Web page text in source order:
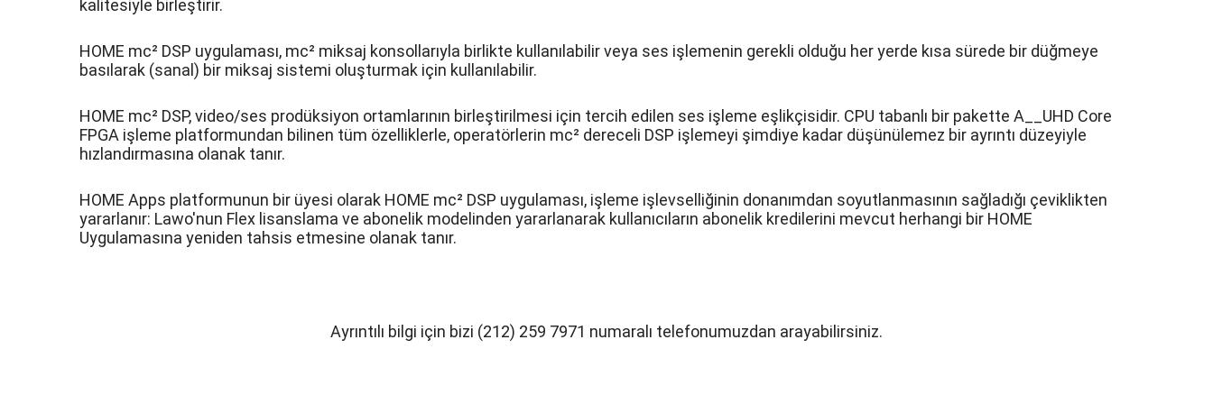
kalitesiyle birleştirir.
HOME mc² DSP uygulaması, mc² miksaj konsollarıyla birlikte kullanılabilir veya ses işlemenin gerekli olduğu her yerde kısa sürede bir düğmeye
basılarak (sanal) bir miksaj sistemi oluşturmak için kullanılabilir.
HOME mc² DSP, video/ses prodüksiyon ortamlarının birleştirilmesi için tercih edilen ses işleme eşlikçisidir. CPU tabanlı bir pakette A__UHD Core
FPGA işleme platformundan bilinen tüm özelliklerle, operatörlerin mc² dereceli DSP işlemeyi şimdiye kadar düşünülemez bir ayrıntı düzeyiyle
hızlandırmasına olanak tanır.
HOME Apps platformunun bir üyesi olarak HOME mc² DSP uygulaması, işleme işlevselliğinin donanımdan soyutlanmasının sağladığı çeviklikten
yararlanır: Lawo'nun Flex lisanslama ve abonelik modelinden yararlanarak kullanıcıların abonelik kredilerini mevcut herhangi bir HOME
Uygulamasına yeniden tahsis etmesine olanak tanır.
Ayrıntılı bilgi için bizi (212) 259 7971 numaralı telefonumuzdan arayabilirsiniz.